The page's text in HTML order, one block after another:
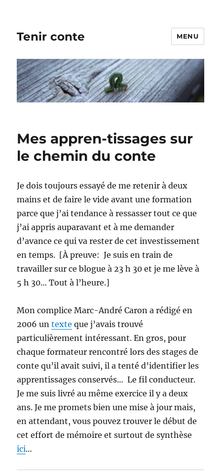
Tenir conte MENU
Mes appren-tissages sur
le chemin du conte
Je dois toujours essayé de me retenir à deux
mains et de faire le vide avant une formation
parce que j’ai tendance à ressasser tout ce que
j’ai appris auparavant et à me demander
d’avance ce qui va rester de cet investissement
en temps. [À preuve: Je suis en train de
travailler sur ce blogue à 23 h 30 et je me lève à
5 h 30… Tout à l’heure.]
Mon complice Marc-André Caron a rédigé en
2006 untexte que j’avais trouvé
particulièrement intéressant. En gros, pour
chaque formateur rencontré lors des stages de
conte qu’il avait suivi, il a tenté d’identifier les
apprentissages conservés… Le fil conducteur.
Je me suis livré au même exercice il y a deux
ans. Je me promets bien une mise à jour mais,
en attendant, vous pouvez trouver le début de
cet effort de mémoire et surtout de synthèse
ici…